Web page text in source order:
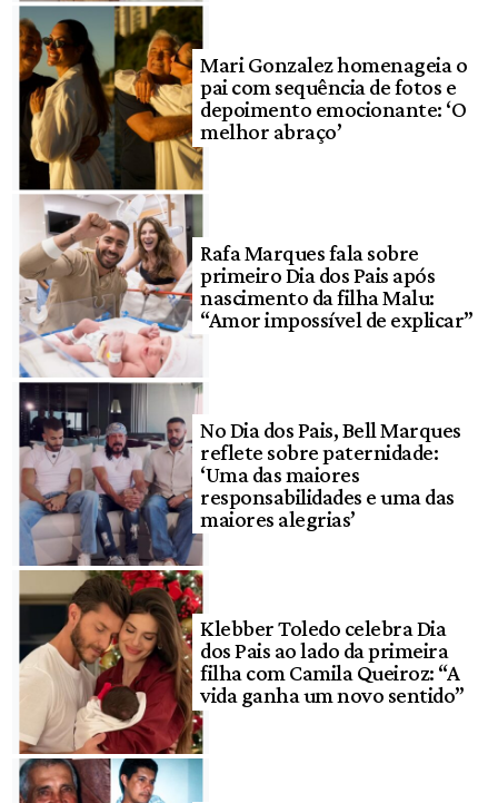
Mari Gonzalez homenageia o
pai com sequência de fotos e
depoimento emocionante: ‘O
melhor abraço’
Rafa Marques fala sobre
primeiro Dia dos Pais após
nascimento da filha Malu:
“Amor impossível de explicar”
No Dia dos Pais, Bell Marques
reflete sobre paternidade:
‘Uma das maiores
responsabilidades e uma das
maiores alegrias’
Klebber Toledo celebra Dia
dos Pais ao lado da primeira
filha com Camila Queiroz: “A
vida ganha um novo sentido”